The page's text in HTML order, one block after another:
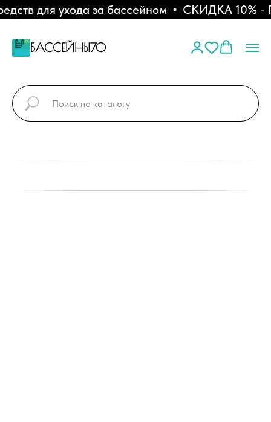
для ухода за бассейном СКИДКА 10% -
БАССЕЙНЫ70